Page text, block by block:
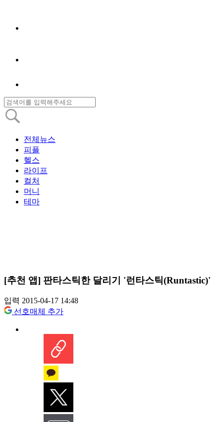
전체뉴스
피플
헬스
라이프
컬처
머니
테마
[추천 앱] 판타스틱한 달리기 '런타스틱(Runtastic)'
입력 2015-04-17 14:48
선호매체 추가